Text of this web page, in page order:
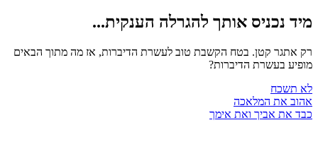
נכניס אותך להגרלה הענקית...
אתגר קטן. בטח הקשבת טוב לעשרת הדיברות, אז מה מתוך הבאים
בעשרת הדיברות?
תשכח
את המלאכה
את אביך ואת אימך